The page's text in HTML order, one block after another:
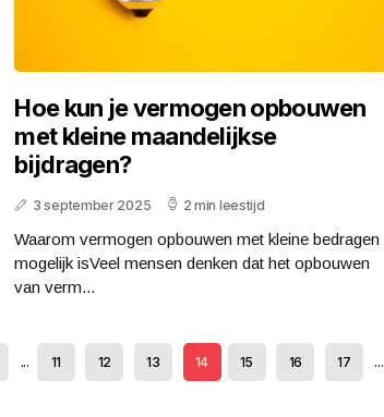
Hoe kun je vermogen opbouwen
met kleine maandelijkse
bijdragen?
3 september 2025 2 min leestijd
Waarom vermogen opbouwen met kleine bedragen
mogelijk isVeel mensen denken dat het opbouwen
van verm...
... 11 12 13 14 15 16 17 ...